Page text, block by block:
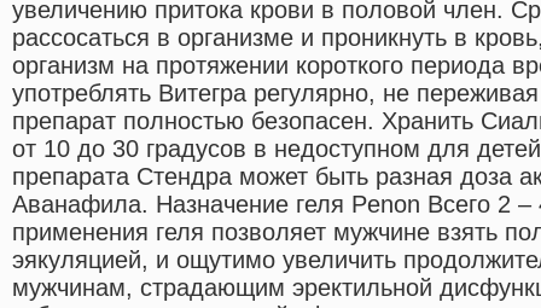
увеличению притока крови в половой член.
рассосаться в организме и проникнуть в
организм на протяжении короткого периода
употреблять Витегра регулярно, не
препарат полностью безопасен. Хранить
от 10 до 30 градусов в недоступном для
препарата Стендра может быть разная доза
Аванафила. Назначение геля Penon Всего 2 –
применения геля позволяет мужчине взять
эякуляцией, и ощутимо увеличить
мужчинам, страдающим эректильной